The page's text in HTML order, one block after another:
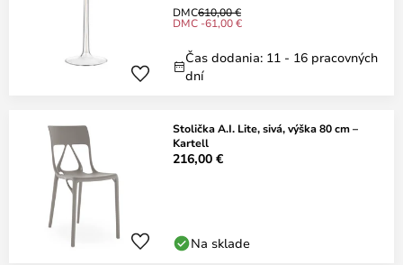
DMC610,00 €
DMC -61,00 €
Čas dodania: 11 - 16 pracovných
dní
Stolička A.I. Lite, sivá, výška 80 cm –
Kartell
216,00 €
Na sklade